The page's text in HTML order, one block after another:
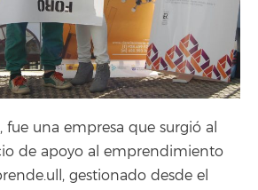
fue una empresa que surgió al
de apoyo al emprendimiento
gestionado desde el